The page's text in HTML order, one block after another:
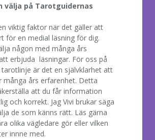
välja på Tarotguidernas
viktig faktor när det gäller att
för en medial läsning för dig.
någon med många års
erbjuda läsningar. För oss på
är det en självklarhet att
många års erfarenhet. Detta
att du får information
och korrekt. Jag Vivi brukar säga
de som känns rätt. Läs gärna
olika vägledare gör eller vilken
innne med.